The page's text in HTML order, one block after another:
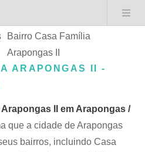
Bairro Casa Família
Arapongas II
ARAPONGAS II -
Arapongas II em Arapongas /
que a cidade de Arapongas
bairros, incluindo Casa